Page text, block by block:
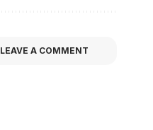
LEAVE A COMMENT